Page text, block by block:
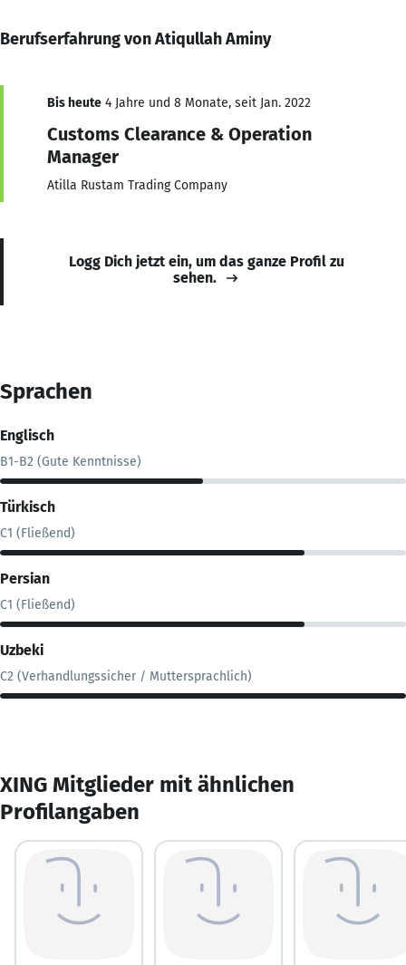
Berufserfahrung von Atiqullah Aminy
Bis heute 4 Jahre und 8 Monate, seit Jan. 2022
Customs Clearance & Operation
Manager
Atilla Rustam Trading Company
Logg Dich jetzt ein, um das ganze Profil zu
sehen.
Sprachen
Englisch
B1-B2 (Gute Kenntnisse)
Türkisch
C1 (Fließend)
Persian
C1 (Fließend)
Uzbeki
C2 (Verhandlungssicher / Muttersprachlich)
XING Mitglieder mit ähnlichen
Profilangaben